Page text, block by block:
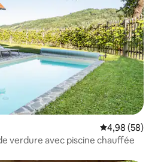
Évaluation
4,98 (58)
verdure avec piscine chauffée